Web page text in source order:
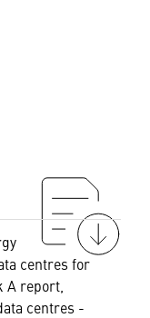
centres for
A report,
centres -